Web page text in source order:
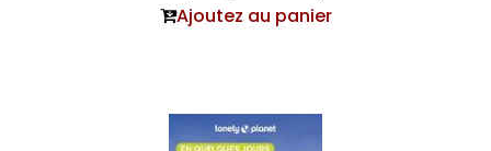
Ajoutez au panier